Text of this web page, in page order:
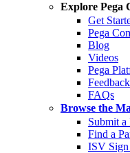
Explore Pega
Get
Pega
Blog
Videos
Pega
FAQs
Browse the
Submit
Find a
ISV